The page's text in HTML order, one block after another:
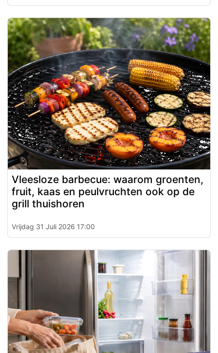
Vleesloze barbecue: waarom groenten,
fruit, kaas en peulvruchten ook op de
grill thuishoren
Vrijdag 31 Juli 2026 17:00